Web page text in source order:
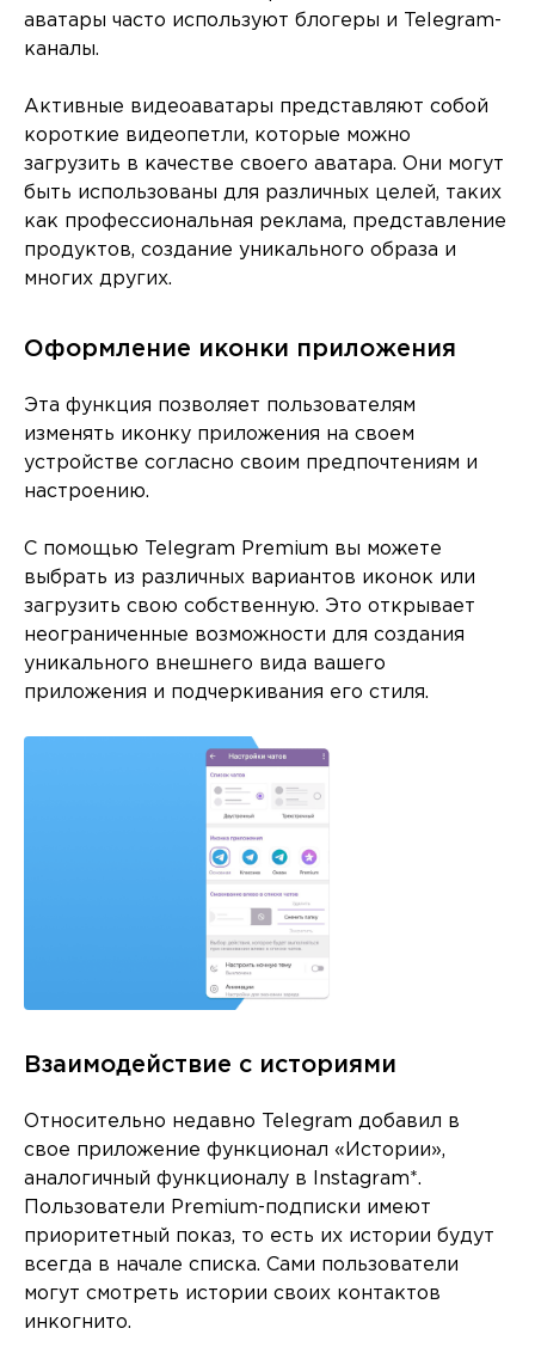
аватары часто используют блогеры и Telegram-
каналы.
Активные видеоаватары представляют собой
короткие видеопетли, которые можно
загрузить в качестве своего аватара. Они могут
быть использованы для различных целей, таких
как профессиональная реклама, представление
продуктов, создание уникального образа и
многих других.
Оформление иконки приложения
Эта функция позволяет пользователям
изменять иконку приложения на своем
устройстве согласно своим предпочтениям и
настроению.
С помощью Telegram Premium вы можете
выбрать из различных вариантов иконок или
загрузить свою собственную. Это открывает
неограниченные возможности для создания
уникального внешнего вида вашего
приложения и подчеркивания его стиля.
Взаимодействие с историями
Относительно недавно Telegram добавил в
свое приложение функционал «Истории»,
аналогичный функционалу в Instagram*.
Пользователи Premium-подписки имеют
приоритетный показ, то есть их истории будут
всегда в начале списка. Сами пользователи
могут смотреть истории своих контактов
инкогнито.